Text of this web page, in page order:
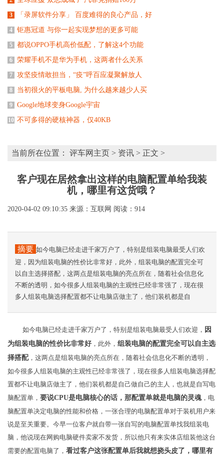
3 「录屏软件分享」 百度难得的良心产品，好
4 钜惠冠道 与你一起实现梦想的更多可能
5 都说OPPO手机高价低配，了解这4个功能
6 荣耀手机不是华为手机，这两者什么关系
7 攻坚疫情敢担当，“疫”呼百应凝聚解放人
8 当初很火的平板电脑, 为什么越来越少人买
9 Google地球变身Google宇宙
10 不可多得的硬核神器，仅40KB
当前所在位置： 评车网主页 > 资讯 > 正文 >
客户现在居然拿出这样的电脑配置单给我装
机，哪里有这货哦？
2020-04-02 09:10:35 来源：互联网 阅读：914
摘要 如今电脑已经走进千家万户了，特别是组装电脑最受人们欢
迎，因为组装电脑的性价比非常好，此外，组装电脑的配置完全可
以自主选择搭配，这两点是组装电脑的亮点所在，随着社会信息化
不断的透明，如今很多人组装电脑的主观性已经非常强了，现在很
多人组装电脑选择配置都不让电脑店做主了，他们装机都是自
如今电脑已经走进千家万户了，特别是组装电脑最受人们欢迎， 因
为组装电脑的性价比非常好 ，此外， 组装电脑的配置完全可以自主选
择搭配，这两点是组装电脑的亮点所在，随着社会信息化不断的透明，
如今很多人组装电脑的主观性已经非常强了，现在很多人组装电脑选择配
置都不让电脑店做主了，他们装机都是自己做自己的主人，也就是自写电
脑配置单， 要说CPU是电脑核心的话，那配置单就是电脑的灵魂，电
脑配置单决定电脑的性能和价格，一张合理的电脑配置单对于装机用户来
说是至关重要。今早一位客户就自带一张自写的电脑配置单找我组装电
脑，他说现在网购电脑硬件卖家不发货，所以他只有来实体店组装他这台
需要的配置电脑了， 看过客户这张配置单后我就想挠头皮了，哪里有